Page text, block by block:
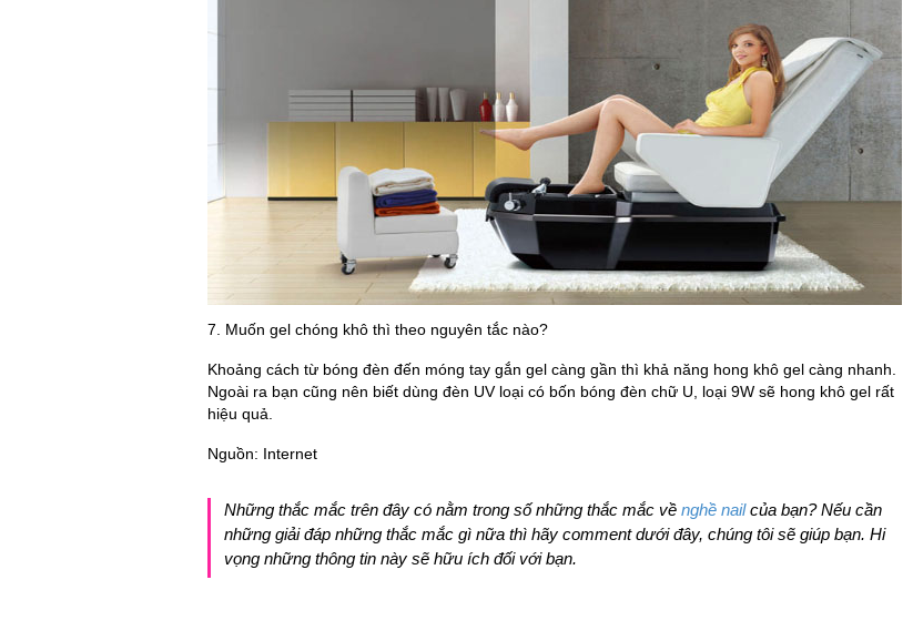
7. Muốn gel chóng khô thì theo nguyên tắc nào?
Khoảng cách từ bóng đèn đến móng tay gắn gel càng gần thì khả năng hong khô gel càng nhanh.
Ngoài ra bạn cũng nên biết dùng đèn UV loại có bốn bóng đèn chữ U, loại 9W sẽ hong khô gel rất
hiệu quả.
Nguồn: Internet
Những thắc mắc trên đây có nằm trong số những thắc mắc về nghề nailcủa bạn? Nếu cần
những giải đáp những thắc mắc gì nữa thì hãy comment dưới đây, chúng tôi sẽ giúp bạn. Hi
vọng những thông tin này sẽ hữu ích đối với bạn.